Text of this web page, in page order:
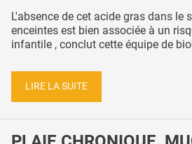
L'absence de cet acide gras dans le
enceintes est bien associée à un
infantile , conclut cette équipe de
LIRE LA SUITE